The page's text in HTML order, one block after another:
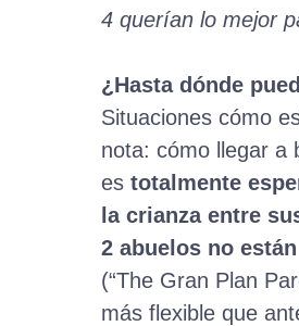
4 querían lo mejor
¿Hasta dónde
Situaciones cómo
nota: cómo llegar a
es totalmente
la crianza entre
2 abuelos no
(“The Gran Plan
más flexible que